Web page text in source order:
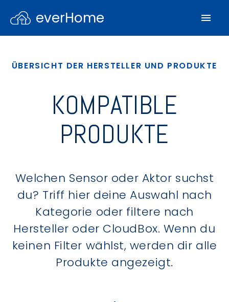
everHome
ÜBERSICHT DER HERSTELLER UND PRODUKTE
KOMPATIBLE
PRODUKTE
Welchen Sensor oder Aktor suchst
du? Triff hier deine Auswahl nach
Kategorie oder filtere nach
Hersteller oder CloudBox. Wenn du
keinen Filter wählst, werden dir alle
Produkte angezeigt.